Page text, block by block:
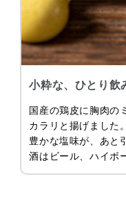
小粋な、ひとり
国産の鶏皮に胸肉の
カラリと揚げました
豊かな塩味が、あと
酒はビール、ハイボ